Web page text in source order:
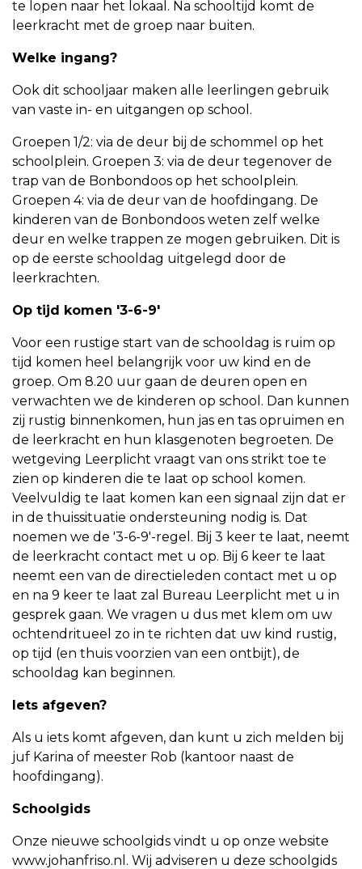
te lopen naar het lokaal. Na schooltijd komt de
leerkracht met de groep naar buiten.
Welke ingang?
Ook dit schooljaar maken alle leerlingen gebruik
van vaste in- en uitgangen op school.
Groepen 1/2: via de deur bij de schommel op het
schoolplein. Groepen 3: via de deur tegenover de
trap van de Bonbondoos op het schoolplein.
Groepen 4: via de deur van de hoofdingang. De
kinderen van de Bonbondoos weten zelf welke
deur en welke trappen ze mogen gebruiken. Dit is
op de eerste schooldag uitgelegd door de
leerkrachten.
Op tijd komen '3-6-9'
Voor een rustige start van de schooldag is ruim op
tijd komen heel belangrijk voor uw kind en de
groep. Om 8.20 uur gaan de deuren open en
verwachten we de kinderen op school. Dan kunnen
zij rustig binnenkomen, hun jas en tas opruimen en
de leerkracht en hun klasgenoten begroeten. De
wetgeving Leerplicht vraagt van ons strikt toe te
zien op kinderen die te laat op school komen.
Veelvuldig te laat komen kan een signaal zijn dat er
in de thuissituatie ondersteuning nodig is. Dat
noemen we de '3-6-9'-regel. Bij 3 keer te laat, neemt
de leerkracht contact met u op. Bij 6 keer te laat
neemt een van de directieleden contact met u op
en na 9 keer te laat zal Bureau Leerplicht met u in
gesprek gaan. We vragen u dus met klem om uw
ochtendritueel zo in te richten dat uw kind rustig,
op tijd (en thuis voorzien van een ontbijt), de
schooldag kan beginnen.
Iets afgeven?
Als u iets komt afgeven, dan kunt u zich melden bij
juf Karina of meester Rob (kantoor naast de
hoofdingang).
Schoolgids
Onze nieuwe schoolgids vindt u op onze website
www.johanfriso.nl. Wij adviseren u deze schoolgids